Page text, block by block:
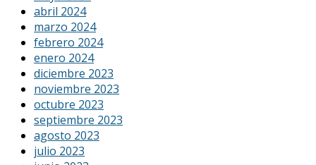
abril 2024
marzo 2024
febrero 2024
enero 2024
diciembre 2023
noviembre 2023
octubre 2023
septiembre 2023
agosto 2023
julio 2023